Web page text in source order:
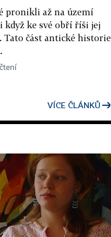
pronikli až na území
když ke své obří říši jej
část antické historie
VÍCE ČLÁNKŮ